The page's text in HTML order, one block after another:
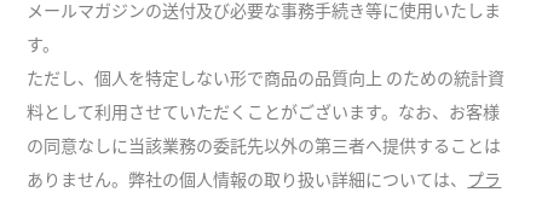
メールマガジンの送付及び必要な事務手続き等に使用いたしま
す。
ただし、個人を特定しない形で商品の品質向上 のための統計資
料として利用させていただくことがございます。なお、お客様
の同意なしに当該業務の委託先以外の第三者へ提供することは
ありません。弊社の個人情報の取り扱い詳細については、 プラ